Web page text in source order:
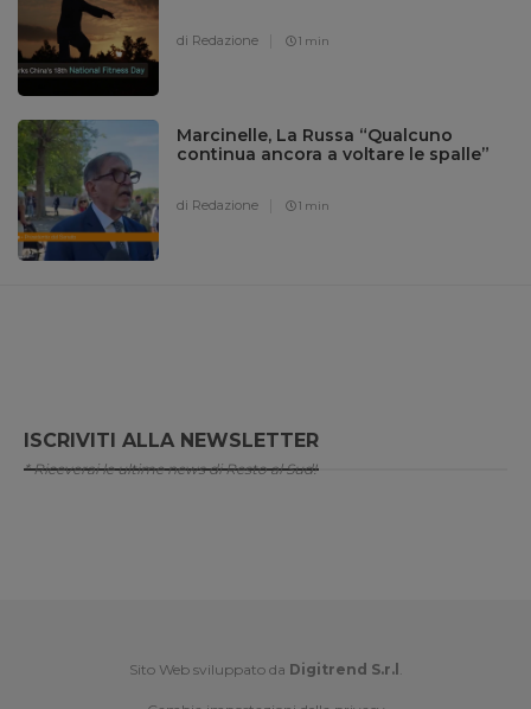
di Redazione 1 min
Marcinelle, La Russa “Qualcuno
continua ancora a voltare le spalle”
di Redazione 1 min
ISCRIVITI ALLA NEWSLETTER
* Riceverai le ultime news di Resto al Sud!
Sito Web sviluppato da Digitrend S.r.l .